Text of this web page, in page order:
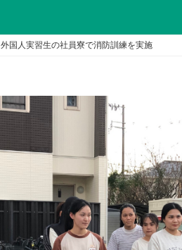
外国人実習生の社員寮で消防訓練を実施